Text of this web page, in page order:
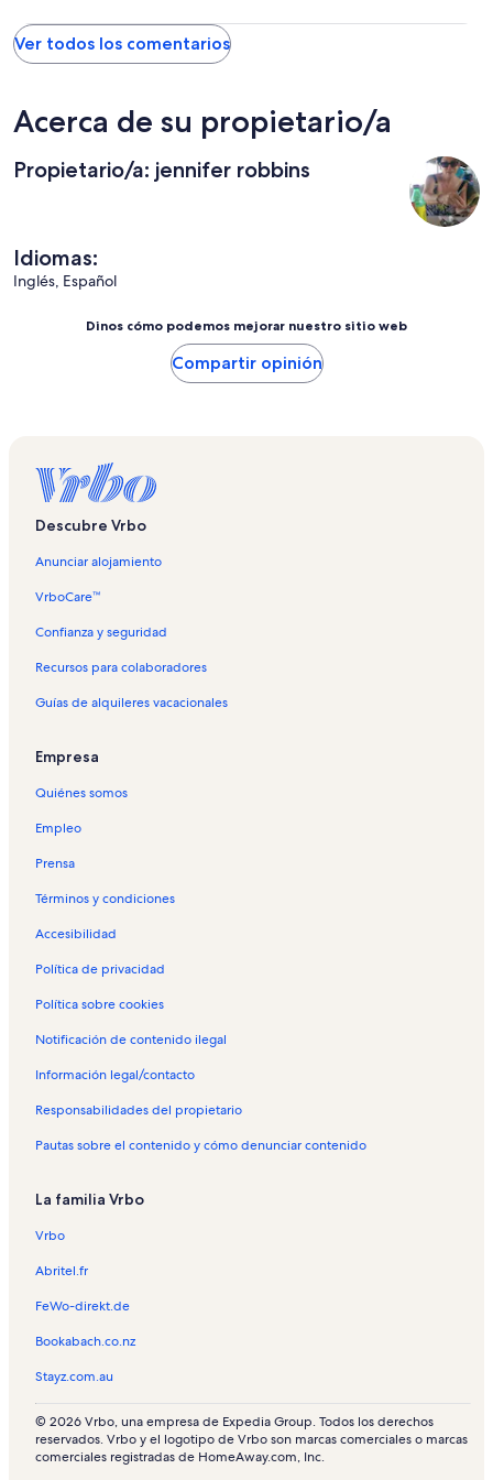
would recommend this property to couples for a fun getaway
but NOT to families with children of any age.
to come back here!!! Thanks Peggy!!
Ver todos los comentarios
Acerca de su propietario/a
Propietario/a: jennifer robbins
Idiomas:
Inglés, Español
Dinos cómo podemos mejorar nuestro sitio web
Compartir opinión
Descubre Vrbo
Anunciar alojamiento
VrboCare™
Confianza y seguridad
Recursos para colaboradores
Guías de alquileres vacacionales
Empresa
Quiénes somos
Empleo
Prensa
Términos y condiciones
Accesibilidad
Política de privacidad
Política sobre cookies
Notificación de contenido ilegal
Información legal/contacto
Responsabilidades del propietario
Pautas sobre el contenido y cómo denunciar contenido
La familia Vrbo
Vrbo
Abritel.fr
FeWo-direkt.de
Bookabach.co.nz
Stayz.com.au
© 2026 Vrbo, una empresa de Expedia Group. Todos los derechos
reservados. Vrbo y el logotipo de Vrbo son marcas comerciales o marcas
comerciales registradas de HomeAway.com, Inc.